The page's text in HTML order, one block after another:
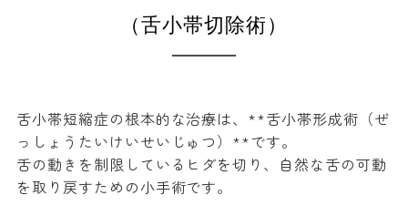
（舌小帯切除術）
舌小帯短縮症の根本的な治療は、**舌小帯形成術（ぜ
っしょうたいけいせいじゅつ）**です。
舌の動きを制限しているヒダを切り、自然な舌の可動
を取り戻すための小手術です。